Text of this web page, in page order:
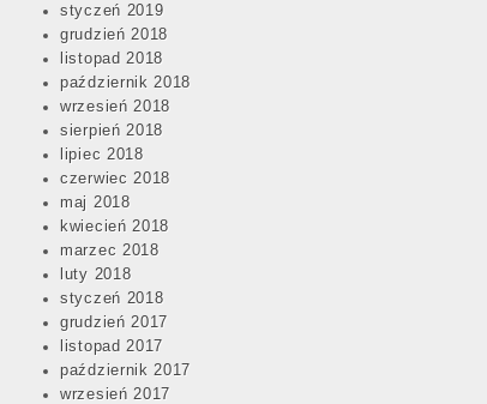
styczeń 2019
grudzień 2018
listopad 2018
październik 2018
wrzesień 2018
sierpień 2018
lipiec 2018
czerwiec 2018
maj 2018
kwiecień 2018
marzec 2018
luty 2018
styczeń 2018
grudzień 2017
listopad 2017
październik 2017
wrzesień 2017